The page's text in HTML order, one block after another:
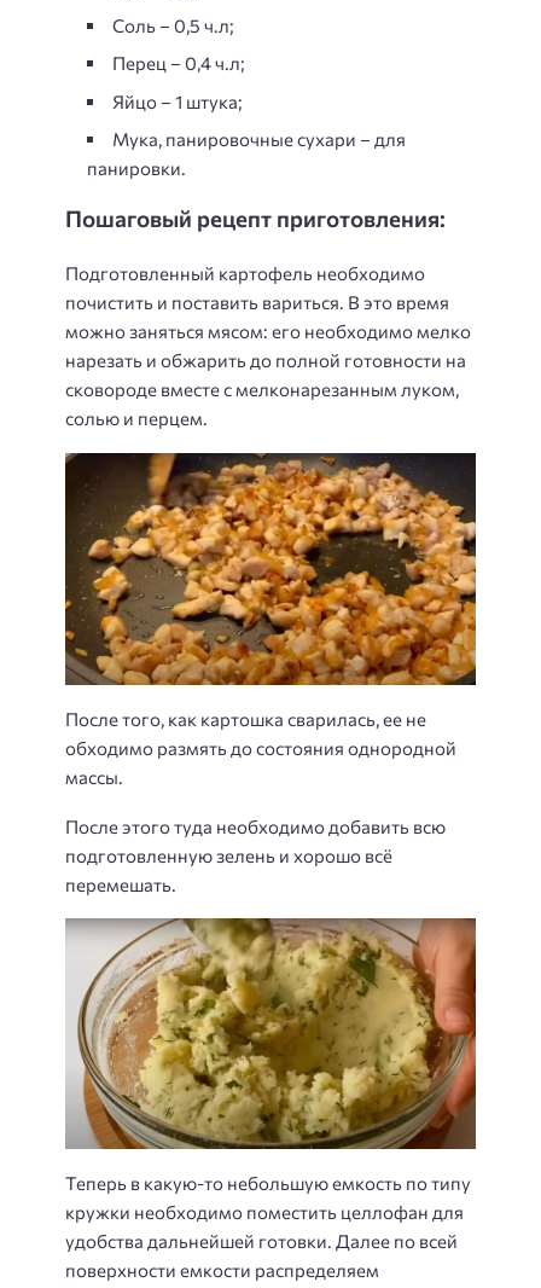
Соль – 0,5 ч.л;
Перец – 0,4 ч.л;
Яйцо – 1 штука;
Мука, панировочные сухари – для
панировки.
Пошаговый рецепт приготовления:
Подготовленный картофель необходимо
почистить и поставить вариться. В это время
можно заняться мясом: его необходимо мелко
нарезать и обжарить до полной готовности на
сковороде вместе с мелконарезанным луком,
солью и перцем.
После того, как картошка сварилась, ее не
обходимо размять до состояния однородной
массы.
После этого туда необходимо добавить всю
подготовленную зелень и хорошо всё
перемешать.
Теперь в какую-то небольшую емкость по типу
кружки необходимо поместить целлофан для
удобства дальнейшей готовки. Далее по всей
поверхности емкости распределяем